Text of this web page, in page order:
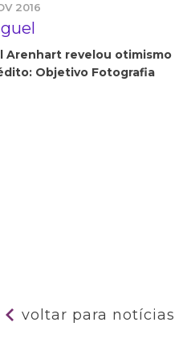
2016
Arenhart revelou otimismo
Objetivo Fotografia
voltar para notícias